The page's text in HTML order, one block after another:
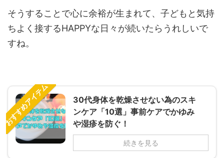
そうすることで心に余裕が生まれて、子どもと気持
ちよく接するHAPPYな日々が続いたらうれしいで
すね。
おすすめアイテム
30代身体を乾燥させない為のスキ
ンケア「10選」事前ケアでかゆみ
や湿疹を防ぐ！
続きを見る